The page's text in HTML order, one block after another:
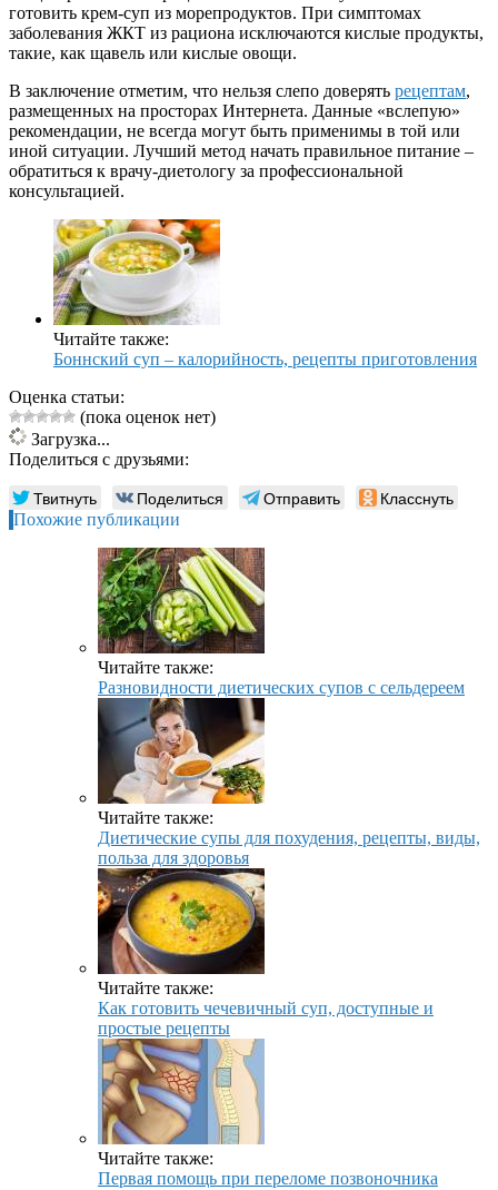
готовить крем-суп из морепродуктов. При симптомах
заболевания ЖКТ из рациона исключаются кислые продукты,
такие, как щавель или кислые овощи.
В заключение отметим, что нельзя слепо доверять рецептам,
размещенных на просторах Интернета. Данные «вслепую»
рекомендации, не всегда могут быть применимы в той или
иной ситуации. Лучший метод начать правильное питание –
обратиться к врачу-диетологу за профессиональной
консультацией.
Читайте также:
Боннский суп – калорийность, рецепты приготовления
Оценка статьи:
(пока оценок нет)
Загрузка...
Поделиться с друзьями:
Твитнуть Поделиться Отправить Класснуть
Похожие публикации
Читайте также:
Разновидности диетических супов с сельдереем
Читайте также:
Диетические супы для похудения, рецепты, виды,
польза для здоровья
Читайте также:
Как готовить чечевичный суп, доступные и
простые рецепты
Читайте также:
Первая помощь при переломе позвоночника